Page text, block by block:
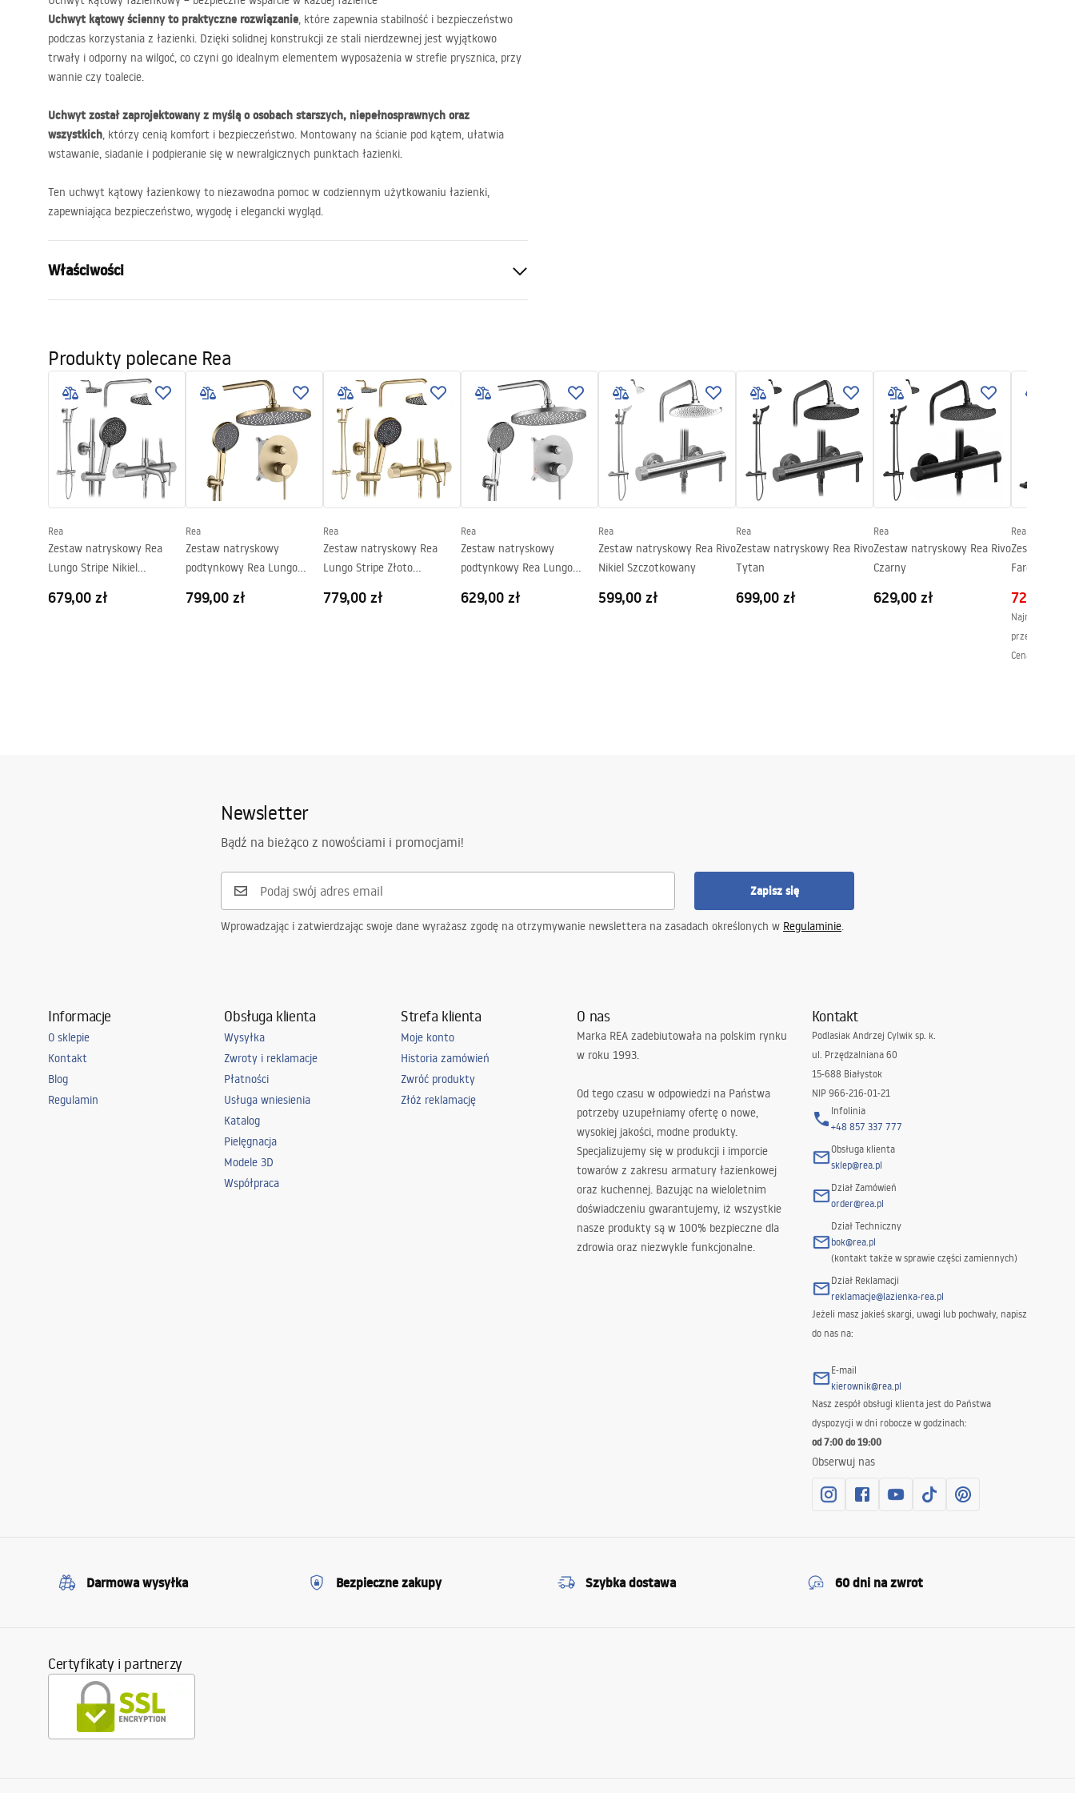
Uchwyt kątowy ścienny to praktyczne rozwiązanie, które zapewnia stabilność i bezpieczeństwo
podczas korzystania z łazienki. Dzięki solidnej konstrukcji ze stali nierdzewnej jest wyjątkowo
trwały i odporny na wilgoć, co czyni go idealnym elementem wyposażenia w strefie prysznica, przy
wannie czy toalecie.
Uchwyt został zaprojektowany z myślą o osobach starszych, niepełnosprawnych oraz
wszystkich, którzy cenią komfort i bezpieczeństwo. Montowany na ścianie pod kątem, ułatwia
wstawanie, siadanie i podpieranie się w newralgicznych punktach łazienki.
Ten uchwyt kątowy łazienkowy to niezawodna pomoc w codziennym użytkowaniu łazienki,
zapewniająca bezpieczeństwo, wygodę i elegancki wygląd.
Właściwości
Sposób montażu:
Szerokość (mm):
450
mm
Wysokość (mm):
230
mm
Głębokość (mm):
Gwarancja
24 miesiące
Produkty polecane Rea
Rea
Zestaw natryskowy Rea
Lungo Stripe Nikiel
679,00 zł
Rea
Zestaw natryskowy
podtynkowy Rea Lungo
BOX
799,00 zł
Rea
Zestaw natryskowy Rea
Lungo Stripe Złoto
779,00 zł
Rea
Zestaw natryskowy
podtynkowy Rea Lungo
BOX
629,00 zł
Rea
Zestaw natryskowy Rea Rivo
Nikiel Szczotkowany
599,00 zł
Rea
Zestaw natryskowy Rea Rivo
Tytan
699,00 zł
Rea
Zestaw natryskowy Rea Rivo
Czarny
629,00 zł
Rea
Zestaw
Farel Czarny
729,00 zł
Najniższa
przed obniżką:
Cena regularna
Newsletter
Bądź na bieżąco z nowościami i promocjami!
Zapisz się
Wprowadzając i zatwierdzając swoje dane wyrażasz zgodę na otrzymywanie newslettera na zasadach określonych w Regulaminie.
Informacje
O sklepie
Kontakt
Blog
Regulamin
Obsługa klienta
Wysyłka
Zwroty i reklamacje
Płatności
Usługa wniesienia
Katalog
Pielęgnacja
Modele 3D
Współpraca
Strefa klienta
Moje konto
Historia zamówień
Zwróć produkty
Złóż reklamację
O nas
Marka REA zadebiutowała na polskim rynku
w roku 1993.
Od tego czasu w odpowiedzi na Państwa
potrzeby uzupełniamy ofertę o nowe,
wysokiej jakości, modne produkty.
Specjalizujemy się w produkcji i imporcie
towarów z zakresu armatury łazienkowej
oraz kuchennej. Bazując na wieloletnim
doświadczeniu gwarantujemy, iż wszystkie
nasze produkty są w 100% bezpieczne dla
zdrowia oraz niezwykle funkcjonalne.
Kontakt
Podlasiak Andrzej Cylwik sp. k.
ul. Przędzalniana 60
15-688 Białystok
NIP 966-216-01-21
Infolinia
+48 857 337 777
Obsługa klienta
sklep@rea.pl
Dział Zamówień
order@rea.pl
Dział Techniczny
bok@rea.pl
(kontakt także w sprawie części zamiennych)
Dział Reklamacji
reklamacje@lazienka-rea.pl
Jeżeli masz jakieś skargi, uwagi lub pochwały, napisz
do nas na:
E-mail
kierownik@rea.pl
Nasz zespół obsługi klienta jest do Państwa
dyspozycji w dni robocze w godzinach:
od 7:00 do 19:00
Obserwuj nas
Darmowa wysyłka Bezpieczne zakupy Szybka dostawa 60 dni na zwrot
Certyfikaty i partnerzy